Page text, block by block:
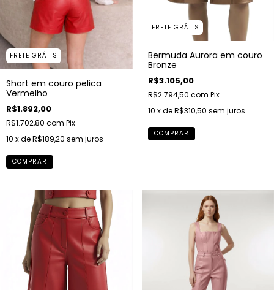
FRETE GRÁTIS
Short em couro pelica
Vermelho
R$1.892,00
R$1.702,80 com Pix
10 x deR$189,20 sem juros
COMPRAR
FRETE GRÁTIS
Bermuda Aurora em couro
Bronze
R$3.105,00
R$2.794,50 com Pix
10 x deR$310,50 sem juros
COMPRAR